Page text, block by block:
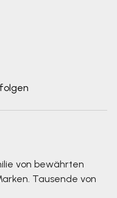
von bewährten
Tausende von